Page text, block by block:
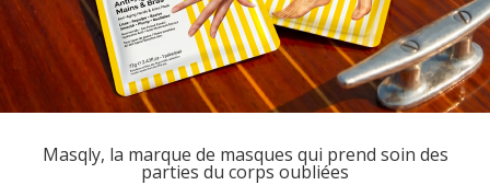
Masqly, la marque de masques qui prend soin des
parties du corps oubliées